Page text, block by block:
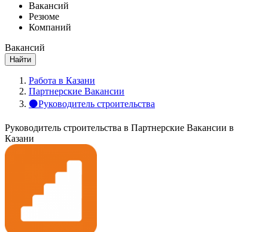
Вакансий
Резюме
Компаний
Вакансий
Найти
Работа в Казани
Партнерские Вакансии
⚫Руководитель строительства
Руководитель строительства в Партнерские Вакансии в
Казани